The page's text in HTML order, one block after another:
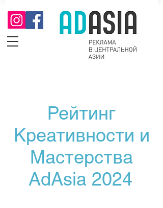
Рейтинг
Креативности и
Мастерства
AdAsia 2024